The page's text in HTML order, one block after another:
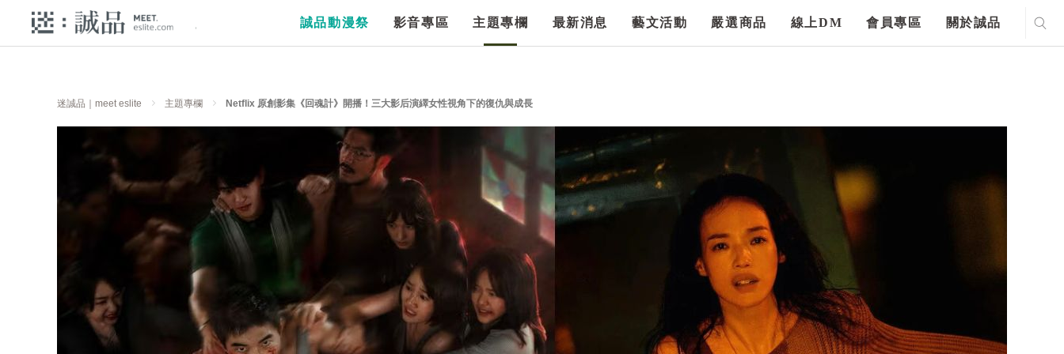
誠品動漫祭 影音專區 主題專欄 最新消息 藝文活動 嚴選商品 線上DM 會員專區 關於誠品
迷誠品｜meet eslite 主題專欄 Netflix 原創影集《回魂計》開播！三大影后演繹女性視角下的復仇與成長